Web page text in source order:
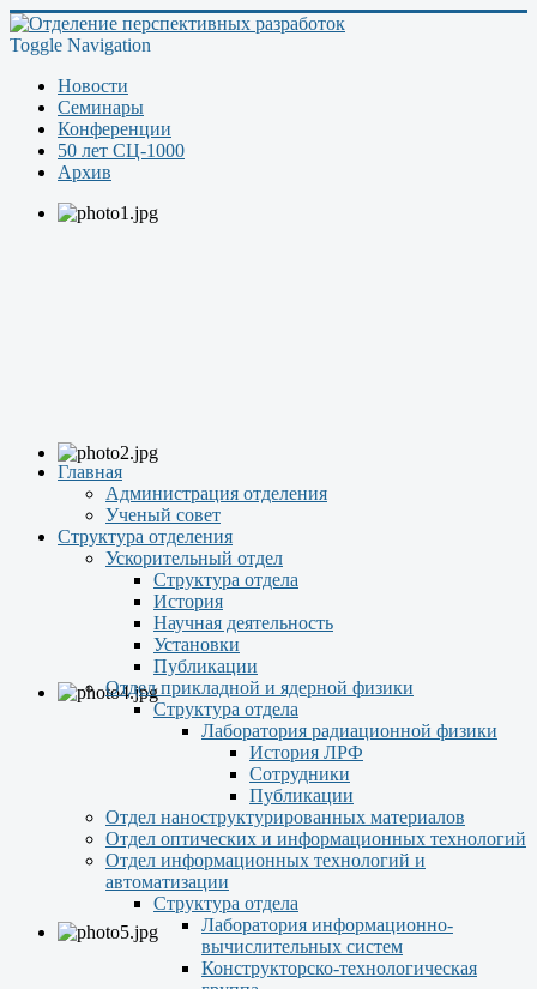
Toggle Navigation
Новости
Семинары
Конференции
50 лет СЦ-1000
Архив
Главная
Администрация отделения
Ученый совет
Структура отделения
Ускорительный отдел
Структура отдела
История
Научная деятельность
Установки
Публикации
Отдел прикладной и ядерной физики
Структура отдела
Лаборатория радиационной физики
История ЛРФ
Сотрудники
Публикации
Отдел наноструктурированных материалов
Отдел оптических и информационных технологий
Отдел информационных технологий и
автоматизации
Структура отдела
Лаборатория информационно-
вычислительных систем
Конструкторско-технологическая